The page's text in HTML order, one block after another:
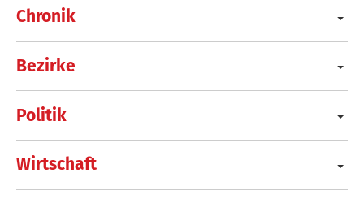
Chronik
Bezirke
Politik
Wirtschaft